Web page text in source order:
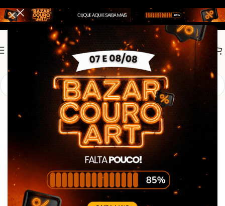
Bombeiro Civil Kits Promocionais Bombeiro Civil
Kit Bombeiro Civil – Empresarial